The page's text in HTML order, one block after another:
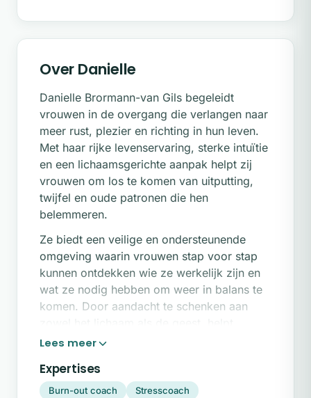
Over Danielle
Danielle Brormann-van Gils begeleidt
vrouwen in de overgang die verlangen naar
meer rust, plezier en richting in hun leven.
Met haar rijke levenservaring, sterke intuïtie
en een lichaamsgerichte aanpak helpt zij
vrouwen om los te komen van uitputting,
twijfel en oude patronen die hen
belemmeren.
Ze biedt een veilige en ondersteunende
omgeving waarin vrouwen stap voor stap
kunnen ontdekken wie ze werkelijk zijn en
wat ze nodig hebben om weer in balans te
komen. Door aandacht te schenken aan
Danielle haar cliënten om weer thuis te
dat écht past bij wie ze zijn.
Expertises
Burn-out coach
Stresscoach